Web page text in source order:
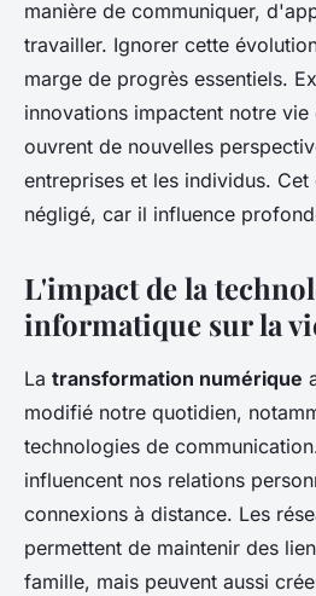
Mathys•9 octobre 2024• 10 min de
manière de communiquer,
travailler. Ignorer cette
marge de progrès essentiels.
innovations impactent notre vie
ouvrent de nouvelles
entreprises et les individus. Cet
négligé, car il influence
L'impact de la
informatique sur la
La transformation numérique
modifié notre quotidien,
technologies de
influencent nos relations
connexions à distance. Les
permettent de maintenir des
famille, mais peuvent aussi